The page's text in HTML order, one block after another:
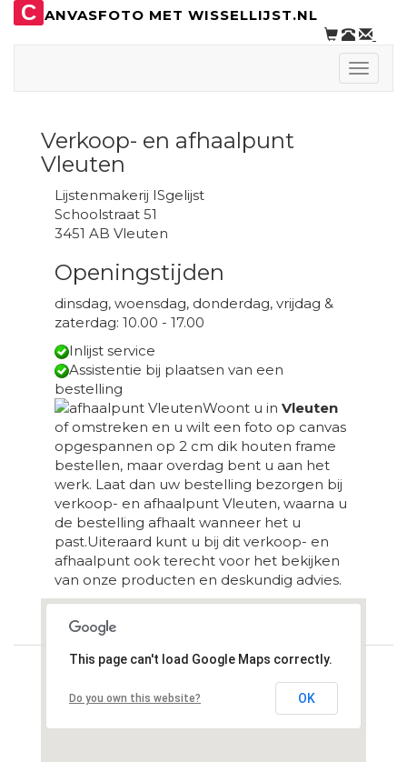
C ANVASFOTO MET WISSELLIJST.NL
Toggle
Verkoop- en afhaalpunt
Vleuten
Lijstenmakerij ISgelijst
Schoolstraat 51
3451 AB Vleuten
Openingstijden
dinsdag, woensdag, donderdag, vrijdag &
zaterdag: 10.00 - 17.00
Inlijst service
Assistentie bij plaatsen van een
bestelling
Woont u in Vleuten
of omstreken en u wilt een foto op canvas
opgespannen op 2 cm dik houten frame
bestellen, maar overdag bent u aan het
werk. Laat dan uw bestelling bezorgen bij
verkoop- en afhaalpunt Vleuten, waarna u
de bestelling afhaalt wanneer het u
past.Uiteraard kunt u bij dit verkoop- en
afhaalpunt ook terecht voor het bekijken
van onze producten en deskundig advies.
Loading...
This page can't load Google Maps correctly.
Do you own this website? OK